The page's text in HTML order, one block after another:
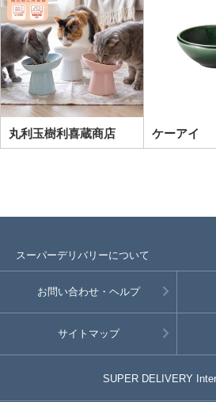
丸利玉樹利喜蔵商店 ケーアイ
スーパーデリバリーについて
お問い合わせ・ヘルプ
サイトマップ
SUPER DELIVERY